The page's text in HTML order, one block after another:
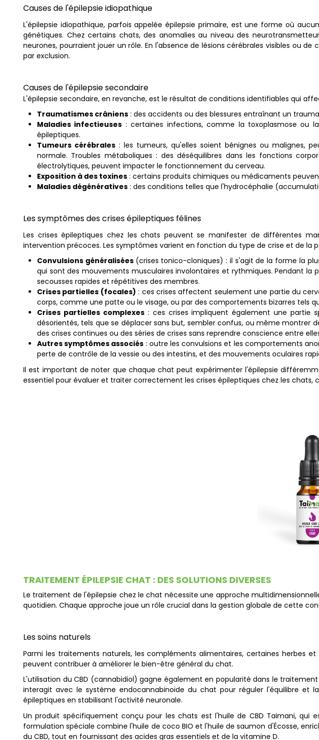
Causes de l'épilepsie idiopathique
L'épilepsie idiopathique, parfois appelée épilepsie primaire, est une forme où
génétiques. Chez certains chats, des anomalies au niveau des
neurones, pourraient jouer un rôle. En l'absence de lésions cérébrales visibles ou
par exclusion.
Causes de l'épilepsie secondaire
L'épilepsie secondaire, en revanche, est le résultat de conditions identifiables qui
Traumatismes crâniens : des accidents ou des blessures entraînant un
Maladies infectieuses : certaines infections, comme la toxoplasmose ou
épileptiques.
Tumeurs cérébrales : les tumeurs, qu'elles soient bénignes ou malignes,
normale. Troubles métaboliques : des déséquilibres dans les fonctions
électrolytiques, peuvent impacter le fonctionnement du cerveau.
Exposition à des toxines : certains produits chimiques ou médicaments
Maladies dégénératives : des conditions telles que l'hydrocéphalie
Les symptômes des crises épileptiques félines
Les crises épileptiques chez les chats peuvent se manifester de différentes
intervention précoces. Les symptômes varient en fonction du type de crise et de la
Convulsions généralisées (crises tonico-cloniques) : il s'agit de la forme la
qui sont des mouvements musculaires involontaires et rythmiques. Pendant
secousses rapides et répétitives des membres.
Crises partielles (focales) : ces crises affectent seulement une partie du
corps, comme une patte ou le visage, ou par des comportements bizarres tels
Crises partielles complexes: ces crises impliquent également une partie
désorientés, tels que se déplacer sans but, sembler confus, ou même montrer
des crises continues ou des séries de crises sans reprendre conscience entre
Autres symptômes associés : outre les convulsions et les comportements
perte de contrôle de la vessie ou des intestins, et des mouvements oculaires
Il est important de noter que chaque chat peut expérimenter l'épilepsie
essentiel pour évaluer et traiter correctement les crises épileptiques chez les
TRAITEMENT ÉPILEPSIE CHAT : DES SOLUTIONS DIVERSES
Le traitement de l'épilepsie chez le chat nécessite une approche
quotidien. Chaque approche joue un rôle crucial dans la gestion globale de cette
Les soins naturels
Parmi les traitements naturels, les compléments alimentaires, certaines herbes
peuvent contribuer à améliorer le bien-être général du chat.
L'utilisation du CBD (cannabidiol) gagne également en popularité dans le
interagit avec le système endocannabinoïde du chat pour réguler l'équilibre
épileptiques en stabilisant l'activité neuronale.
Un produit spécifiquement conçu pour les chats est l'huile de CBD Taimani,
formulation spéciale combine l'huile de coco BIO et l'huile de saumon d'Écosse,
du CBD, tout en fournissant des acides gras essentiels et de la vitamine D.